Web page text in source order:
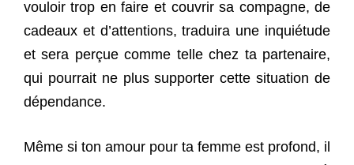
vouloir trop en faire et couvrir sa compagne, de
cadeaux et d’attentions, traduira une inquiétude
et sera perçue comme telle chez ta partenaire,
qui pourrait ne plus supporter cette situation de
dépendance.
Même si ton amour pour ta femme est profond, il